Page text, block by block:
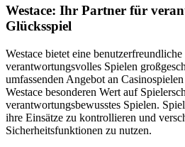
Westace: Ihr Partner für
Glücksspiel
Westace bietet eine
verantwortungsvolles Spielen
umfassenden Angebot an
Westace besonderen Wert auf
verantwortungsbewusstes Spielen.
ihre Einsätze zu kontrollieren und
Sicherheitsfunktionen zu nutzen.